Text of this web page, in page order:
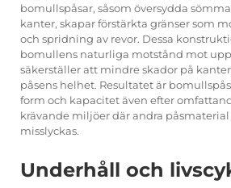
bomullspåsar, såsom översydda
kanter, skapar förstärkta gränser som
och spridning av revor. Dessa
bomullens naturliga motstånd mot
säkerställer att mindre skador på
påsens helhet. Resultatet är
form och kapacitet även efter
krävande miljöer där andra
misslyckas.
Underhåll och